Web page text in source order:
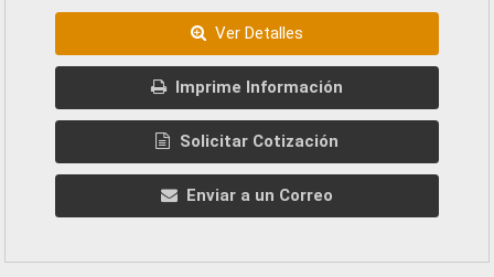
Ver Detalles
Imprime Información
Solicitar Cotización
Enviar a un Correo